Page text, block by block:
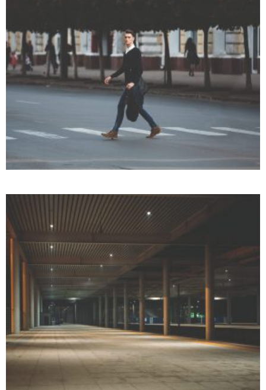
3D Web design
MEDIUM THUMBS FULL WIDTH
Photography